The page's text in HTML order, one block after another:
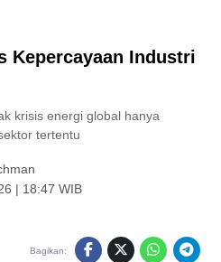
Kepercayaan Industri
krisis energi global hanya
tertentu
| 18:47 WIB
Bagikan: